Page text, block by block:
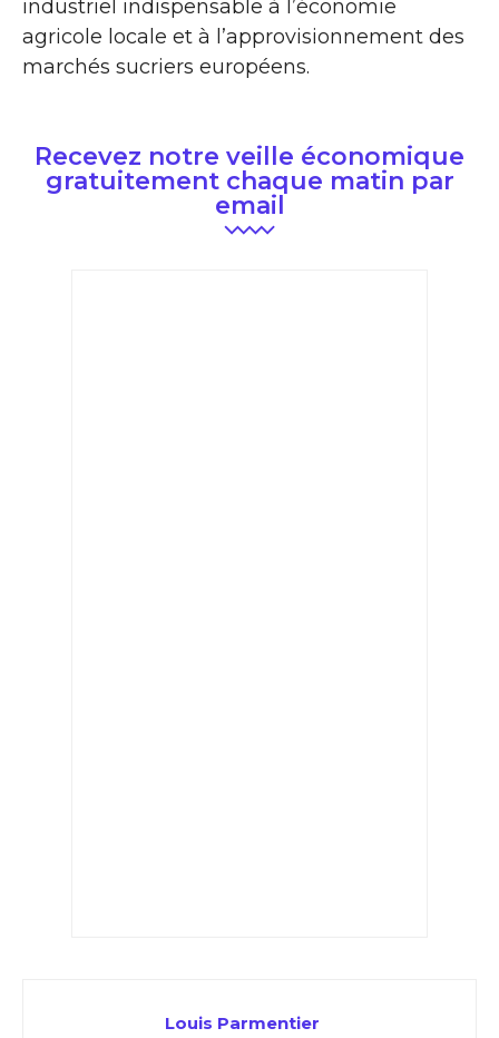
industriel indispensable à l’économie
agricole locale et à l’approvisionnement des
marchés sucriers européens.
Recevez notre veille économique
gratuitement chaque matin par
email
Louis Parmentier